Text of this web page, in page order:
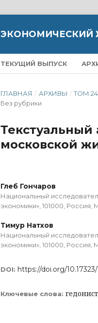
ЭКОНОМИЧЕСКИЙ
ТЕКУЩИЙ ВЫПУСК
ГЛАВНАЯ / АРХИВЫ / ТОМ
Без рубрики
Текстуальный
московской
Глеб Гончаров
Национальный
экономики», 101000, Россия,
Тимур Натхов
Национальный
экономики», 101000, Россия,
DOI: https://doi.org/10.17323/
Ключевые слова: